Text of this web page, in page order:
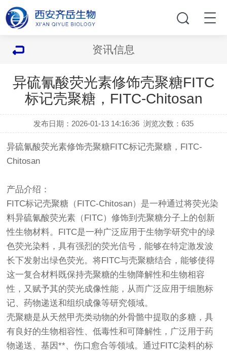
资讯信息
异硫氰酸荧光素修饰壳聚糖FITC
标记壳聚糖，FITC-Chitosan
发布日期：2026-01-13 14:16:36 浏览次数：635
异硫氰酸荧光素修饰壳聚糖FITC标记壳聚糖，FITC-
Chitosan
产品介绍：
FITC标记壳聚糖（FITC-Chitosan）是一种通过将荧光染
料异硫氰酸荧光素（FITC）修饰到壳聚糖分子上的创新
性生物材料。FITC是一种广泛应用于生物学研究中的绿
色荧光染料，具有强烈的荧光信号，能够在特定激发波
长下发射出绿色荧光。将FITC与壳聚糖结合，能够使得
这一复合材料既保持壳聚糖的生物降解性和生物相容
性，又赋予其的荧光成像性能，从而广泛应用于细胞标
记、药物递送和组织成像等研究领域。
壳聚糖是从天然甲壳类动物的外骨骼中提取的多糖，具
有良好的生物相容性、低毒性和可降解性，广泛用于药
物递送、基因**、伤口愈合等领域。通过FITC染料的标